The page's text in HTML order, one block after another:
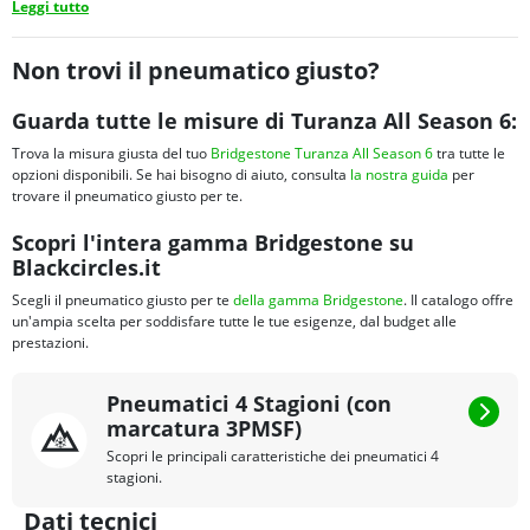
Leggi tutto
Non trovi il pneumatico giusto?
Guarda tutte le misure di Turanza All Season 6:
Trova la misura giusta del tuo Bridgestone Turanza All Season 6tra tutte le
opzioni disponibili. Se hai bisogno di aiuto, consulta la nostra guida per
trovare il pneumatico giusto per te.
Scopri l'intera gamma Bridgestone su
Blackcircles.it
Scegli il pneumatico giusto per te della gamma Bridgestone. Il catalogo offre
un'ampia scelta per soddisfare tutte le tue esigenze, dal budget alle
prestazioni.
Pneumatici 4 Stagioni (con
marcatura 3PMSF)
Scopri le principali caratteristiche dei pneumatici 4
stagioni.
Dati tecnici